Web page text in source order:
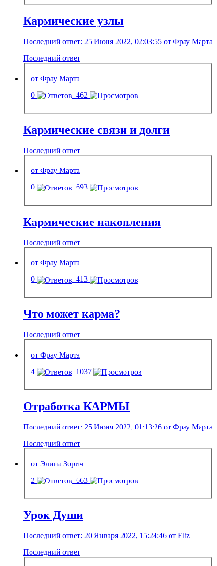
Кармические узлы
Последний ответ: 25 Июня 2022, 02:03:55 от Фрау Марта
Последний ответ
от Фрау Марта
0
462
Кармические связи и долги
Последний ответ
от Фрау Марта
0
693
Кармические накопления
Последний ответ
от Фрау Марта
0
413
Что может карма?
Последний ответ
от Фрау Марта
4
1037
Отработка КАРМЫ
Последний ответ: 25 Июня 2022, 01:13:26 от Фрау Марта
Последний ответ
от Элина Зорич
2
663
Урок Души
Последний ответ: 20 Января 2022, 15:24:46 от Eliz
Последний ответ